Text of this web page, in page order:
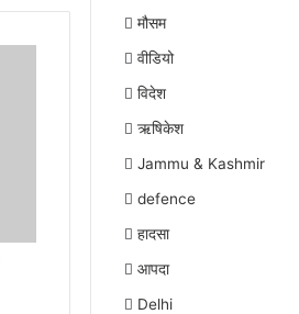
मौसम
वीडियो
विदेश
ऋषिकेश
Jammu & Kashmir
defence
हादसा
आपदा
Delhi